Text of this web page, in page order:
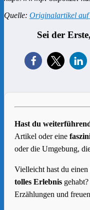
Quelle: Originalartikel auf
Sei der
Hast du
Artikel oder eine
oder die Umgebung,
Vielleicht hast du einen
tolles Erlebnis
Erzählungen und